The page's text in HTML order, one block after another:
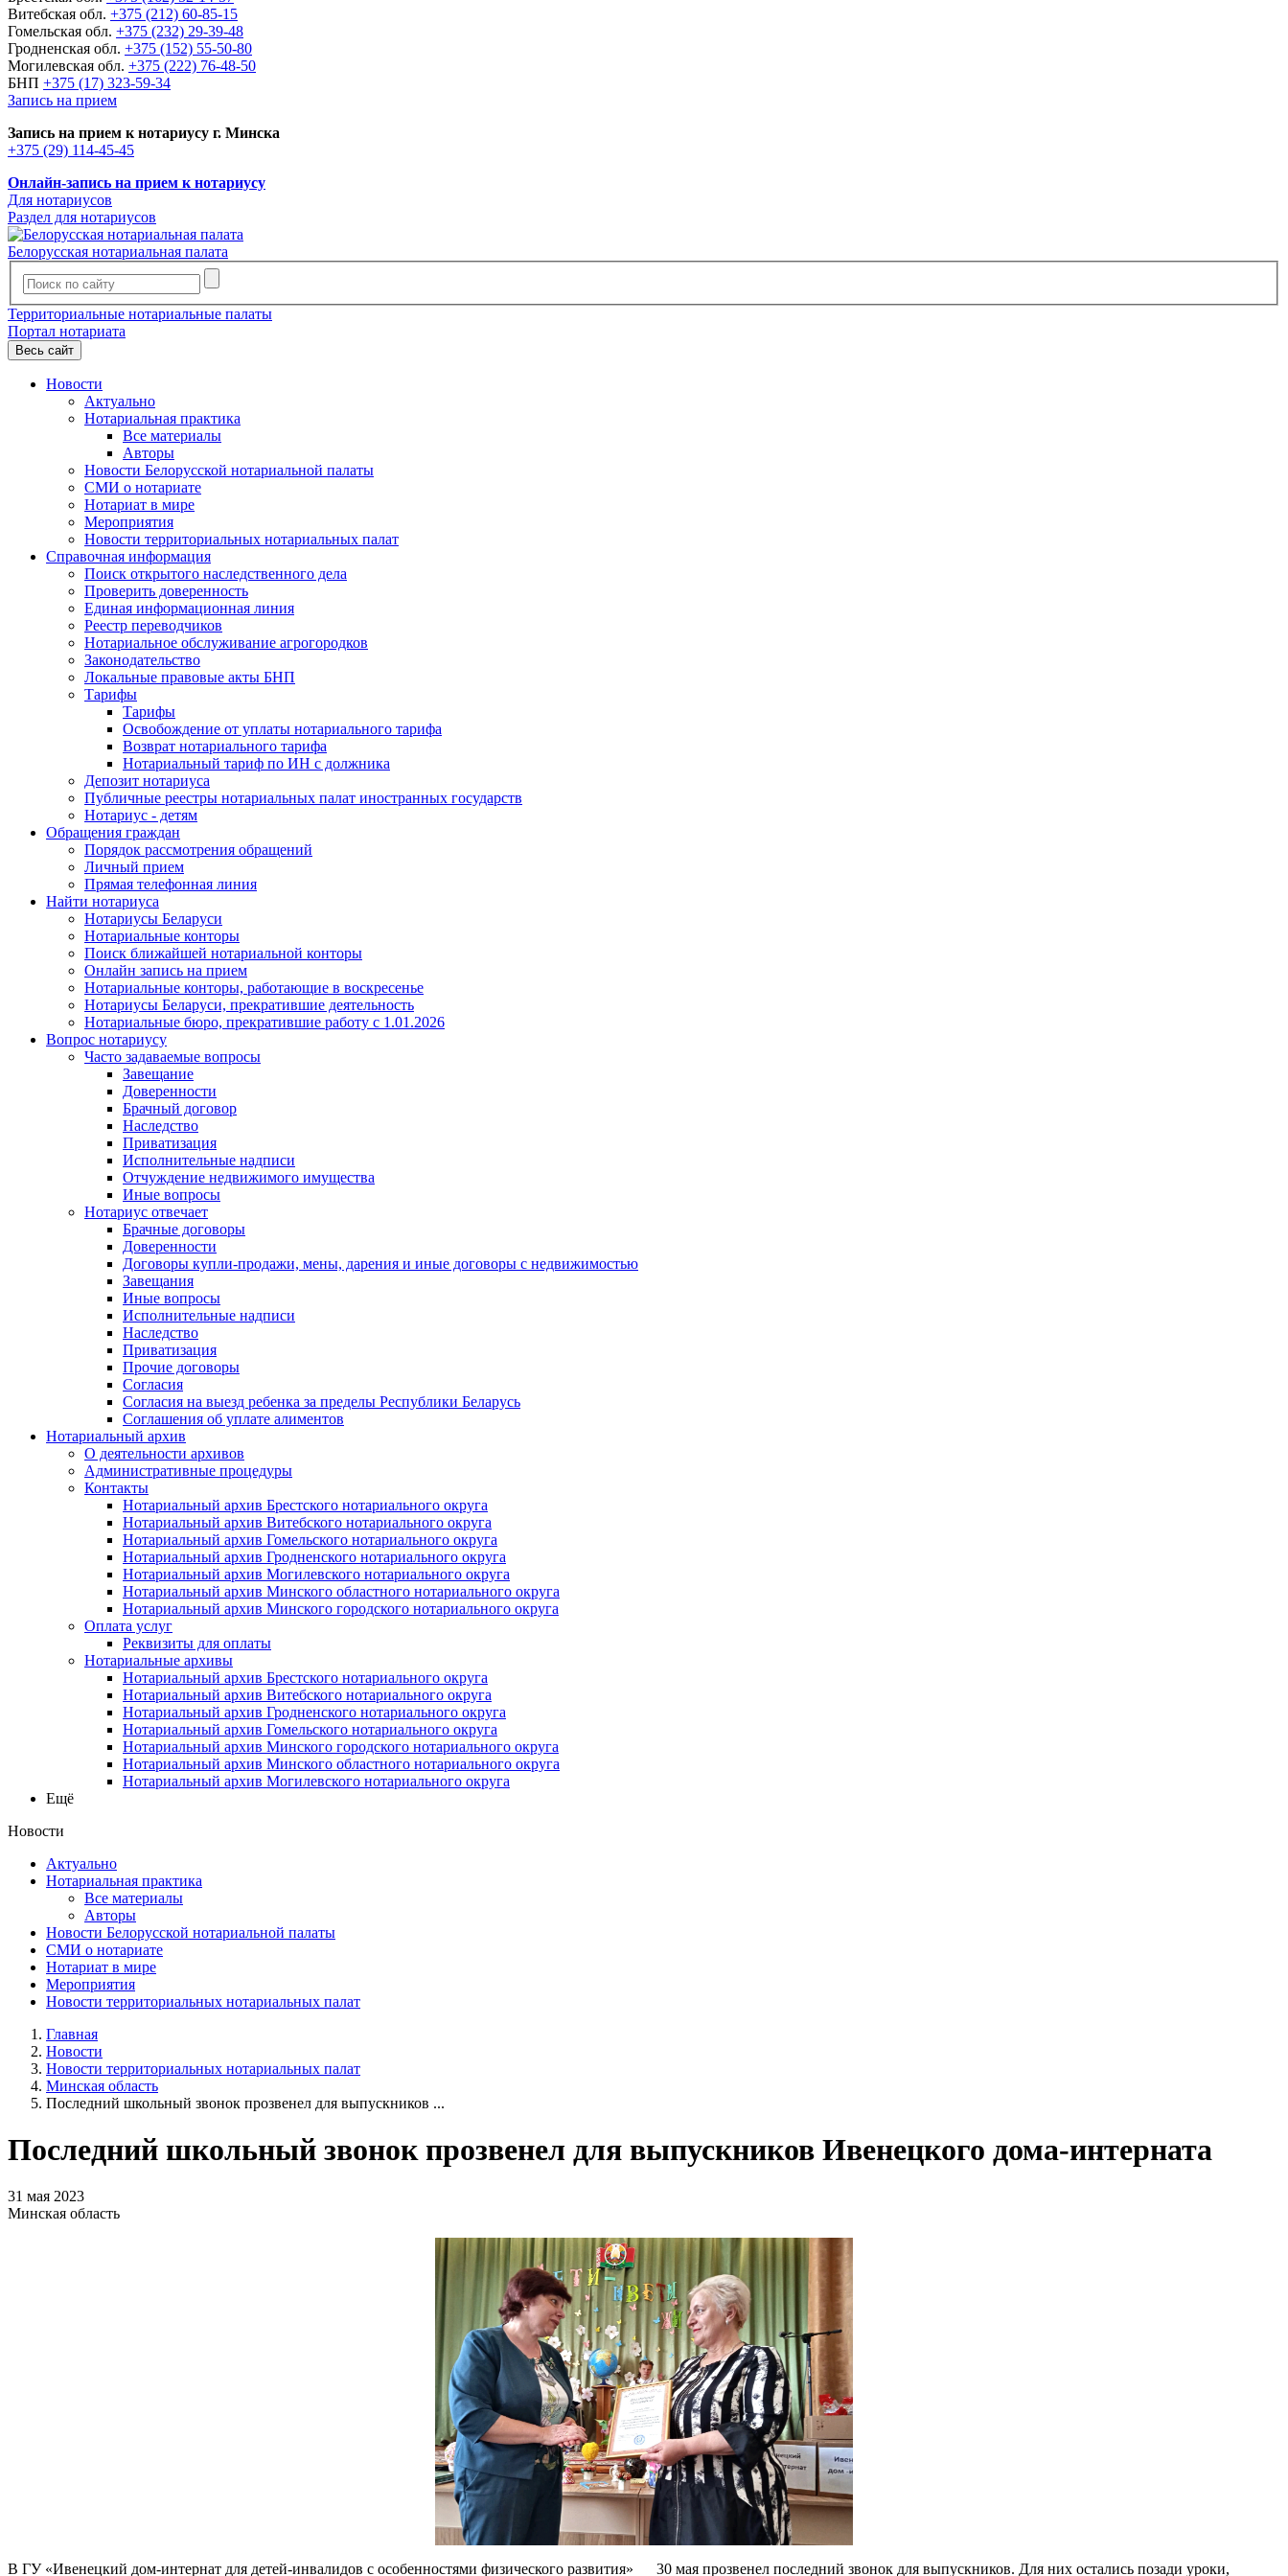
Витебская обл. +375 (212) 60-85-15
Гомельская обл. +375 (232) 29-39-48
Гродненская обл. +375 (152) 55-50-80
Могилевская обл. +375 (222) 76-48-50
БНП +375 (17) 323-59-34
Запись на прием
Запись на прием к нотариусу г. Минска
+375 (29) 114-45-45
Онлайн-запись на прием к нотариусу
Для нотариусов
Раздел для нотариусов
Белорусская нотариальная палата
Территориальные нотариальные палаты
Портал нотариата
Весь сайт
Новости
Актуально
Нотариальная практика
Все материалы
Авторы
Новости Белорусской нотариальной палаты
СМИ о нотариате
Нотариат в мире
Мероприятия
Новости территориальных нотариальных палат
Справочная информация
Поиск открытого наследственного дела
Проверить доверенность
Единая информационная линия
Реестр переводчиков
Нотариальное обслуживание агрогородков
Законодательство
Локальные правовые акты БНП
Тарифы
Тарифы
Освобождение от уплаты нотариального тарифа
Возврат нотариального тарифа
Нотариальный тариф по ИН с должника
Депозит нотариуса
Публичные реестры нотариальных палат иностранных государств
Нотариус - детям
Обращения граждан
Порядок рассмотрения обращений
Личный прием
Прямая телефонная линия
Найти нотариуса
Нотариусы Беларуси
Нотариальные конторы
Поиск ближайшей нотариальной конторы
Онлайн запись на прием
Нотариальные конторы, работающие в воскресенье
Нотариусы Беларуси, прекратившие деятельность
Нотариальные бюро, прекратившие работу с 1.01.2026
Вопрос нотариусу
Часто задаваемые вопросы
Завещание
Доверенности
Брачный договор
Наследство
Приватизация
Исполнительные надписи
Отчуждение недвижимого имущества
Иные вопросы
Нотариус отвечает
Брачные договоры
Доверенности
Договоры купли-продажи, мены, дарения и иные договоры с недвижимостью
Завещания
Иные вопросы
Исполнительные надписи
Наследство
Приватизация
Прочие договоры
Согласия
Согласия на выезд ребенка за пределы Республики Беларусь
Соглашения об уплате алиментов
Нотариальный архив
О деятельности архивов
Административные процедуры
Контакты
Нотариальный архив Брестского нотариального округа
Нотариальный архив Витебского нотариального округа
Нотариальный архив Гомельского нотариального округа
Нотариальный архив Гродненского нотариального округа
Нотариальный архив Могилевского нотариального округа
Нотариальный архив Минского областного нотариального округа
Нотариальный архив Минского городского нотариального округа
Оплата услуг
Реквизиты для оплаты
Нотариальные архивы
Нотариальный архив Брестского нотариального округа
Нотариальный архив Витебского нотариального округа
Нотариальный архив Гродненского нотариального округа
Нотариальный архив Гомельского нотариального округа
Нотариальный архив Минского городского нотариального округа
Нотариальный архив Минского областного нотариального округа
Нотариальный архив Могилевского нотариального округа
Ещё
Новости
Актуально
Нотариальная практика
Все материалы
Авторы
Новости Белорусской нотариальной палаты
СМИ о нотариате
Нотариат в мире
Мероприятия
Новости территориальных нотариальных палат
Главная
Новости
Новости территориальных нотариальных палат
Минская область
Последний школьный звонок прозвенел для выпускников ...
Последний школьный звонок прозвенел для выпускников Ивенецкого дома-интерната
31 мая 2023
Минская область
В ГУ «Ивенецкий дом-интернат для детей-инвалидов с особенностями физического развития» 30 мая прозвенел последний звонок для выпускников. Для них остались позади уроки,